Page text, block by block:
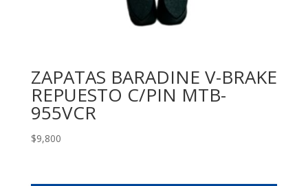
ZAPATAS BARADINE V-BRAKE
REPUESTO C/PIN MTB-
955VCR
$9,800